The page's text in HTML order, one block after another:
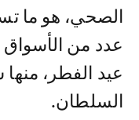
الصحي، هو ما
عدد من
عيد الفطر،
السلطان.